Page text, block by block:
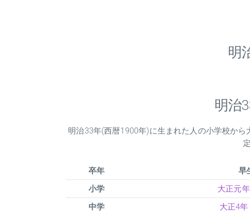
明
明治
明治33年(西暦1900年)に生まれた人の小学校か
卒年 早
小学
大正元
中学
大正4